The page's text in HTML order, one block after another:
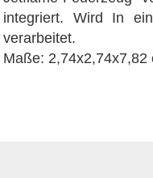
integriert. Wird In
verarbeitet.
Maße: 2,74x2,74x7,82